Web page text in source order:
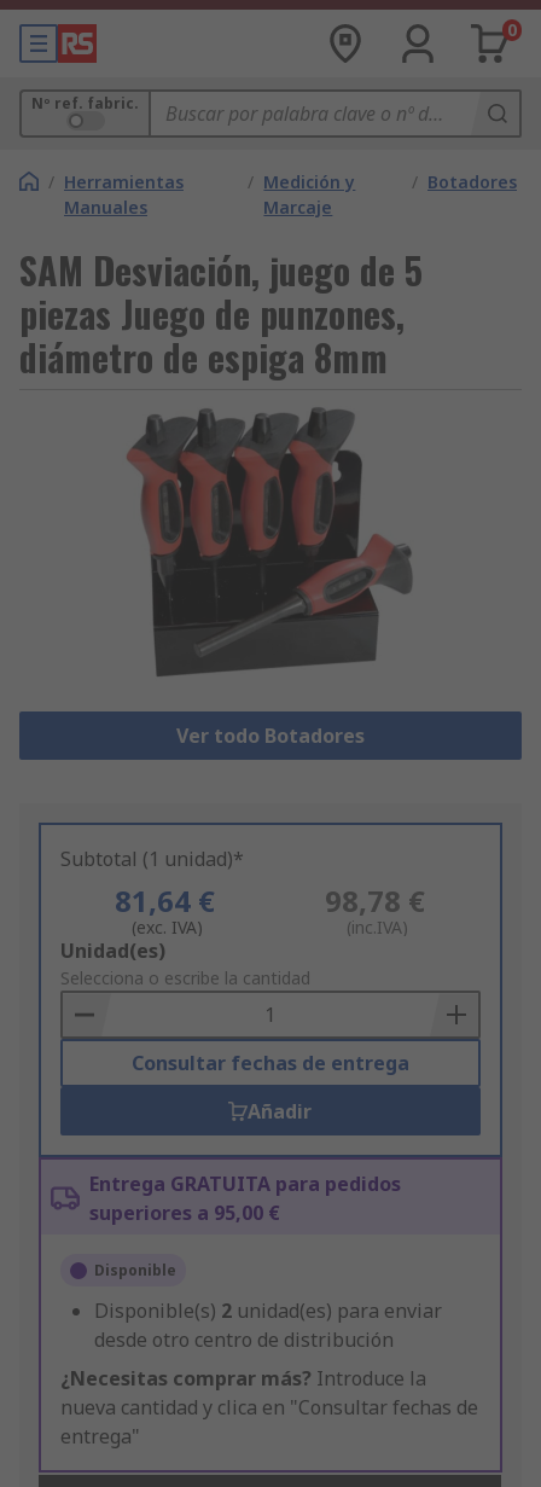
0
Nº ref. fabric.
/ Herramientas
Manuales
/ Medición y
Marcaje
/ Botadores
SAM Desviación, juego de 5
piezas Juego de punzones,
diámetro de espiga 8mm
Ver todo Botadores
Subtotal (1 unidad)*
81,64 €
(exc. IVA)
98,78 €
(inc.IVA)
Add
to
Basket
Unidad(es)
Selecciona o escribe la cantidad
Consultar fechas de entrega
Añadir
Entrega GRATUITA para pedidos
superiores a 95,00 €
Disponible
Disponible(s) 2 unidad(es) para enviar
desde otro centro de distribución
¿Necesitas comprar más? Introduce la
nueva cantidad y clica en "Consultar fechas de
entrega"